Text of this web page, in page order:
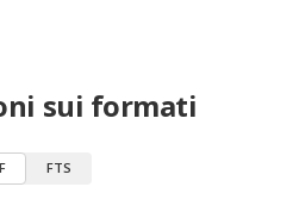
sui formati
FTS